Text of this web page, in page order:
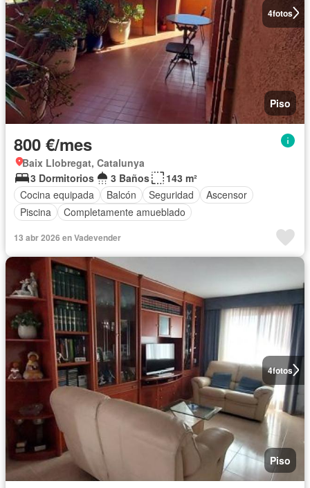
4fotos
Piso
800 €/mes
Baix Llobregat, Catalunya
3 Dormitorios
3 Baños
143 m²
Cocina equipada
Balcón Seguridad
Ascensor
Piscina
Completamente amueblado
13 abr 2026 en Vadevender
4fotos
Piso